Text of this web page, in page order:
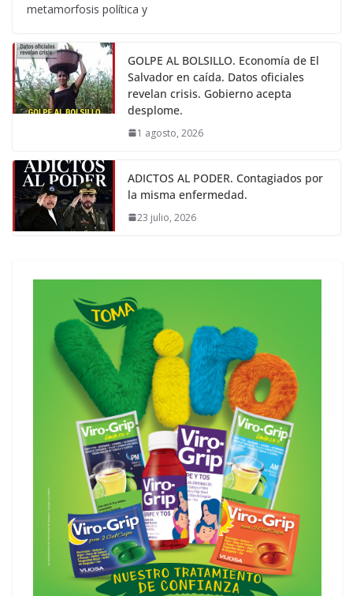
metamorfosis política y
GOLPE AL BOLSILLO. Economía de El
Salvador en caída. Datos oficiales
revelan crisis. Gobierno acepta
desplome.
1 agosto, 2026
ADICTOS AL PODER. Contagiados por
la misma enfermedad.
23 julio, 2026